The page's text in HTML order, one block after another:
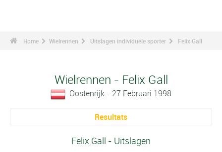
Home Wielrennen Uitslagen individuele sporter Felix Gall
Wielrennen - Felix Gall
Oostenrijk - 27 Februari 1998
Resultats
Felix Gall - Uitslagen